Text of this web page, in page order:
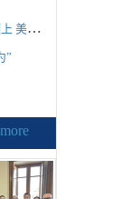
武功”
”